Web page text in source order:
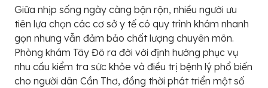
Giữa nhịp sống ngày càng bận rộn, nhiều người ưu
tiên lựa chọn các cơ sở y tế có quy trình khám nhanh
gọn nhưng vẫn đảm bảo chất lượng chuyên môn.
Phòng khám Tây Đô ra đời với định hướng phục vụ
nhu cầu kiểm tra sức khỏe và điều trị bệnh lý phổ biến
cho người dân Cần Thơ, đồng thời phát triển một số